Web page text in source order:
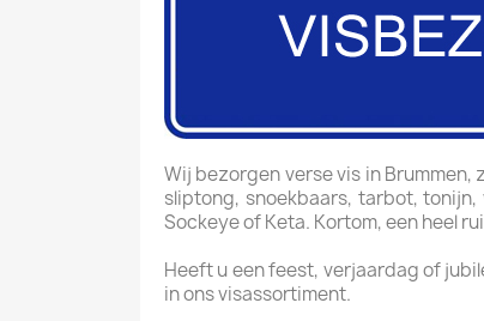
Wij bezorgen verse vis in
sliptong, snoekbaars, tarbot,
Sockeye of Keta. Kortom, een heel
Heeft u een feest, verjaardag of
in ons visassortiment.